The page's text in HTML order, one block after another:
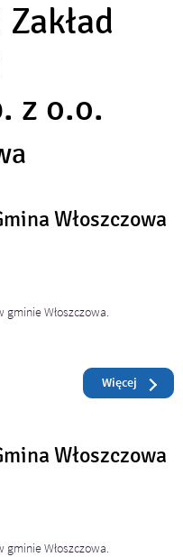
z o.o.
Włoszczowa
Włoszczowa.
Czytaj
Więcej o:
Włoszczowa
Włoszczowa.